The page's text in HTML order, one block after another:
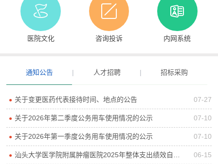
医院文化 咨询投诉 内网系统
通知公告 | 人才招聘 | 招标采购
● 关于变更医药代表接待时间、地点的公告 07-27
● 关于2026年第二季度公务用车使用情况的公示 07-10
● 关于2026年第一季度公务用车使用情况的公示 07-10
● 汕头大学医学院附属肿瘤医院2025年整体支出绩效自评报告 06-15